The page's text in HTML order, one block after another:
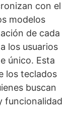
con el
modelos
de cada
los usuarios
único. Esta
los teclados
buscan
funcionalidad